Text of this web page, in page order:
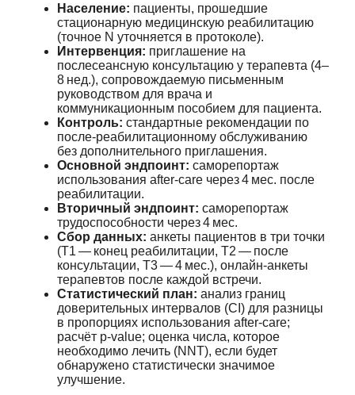
Население: пациенты, прошедшие
стационарную медицинскую реабилитацию
(точное N уточняется в протоколе).
Интервенция: приглашение на
послесеансную консультацию у терапевта (4–
8 нед.), сопровождаемую письменным
руководством для врача и
коммуникационным пособием для пациента.
Контроль: стандартные рекомендации по
после‑реабилитационному обслуживанию
без дополнительного приглашения.
Основной эндпоинт: саморепортаж
использования after‑care через 4 мес. после
реабилитации.
Вторичный эндпоинт: саморепортаж
трудоспособности через 4 мес.
Сбор данных: анкеты пациентов в три точки
(T1 — конец реабилитации, T2 — после
консультации, T3 — 4 мес.), онлайн‑анкеты
терапевтов после каждой встречи.
Статистический план: анализ границ
доверительных интервалов (CI) для разницы
в пропорциях использования after‑care;
расчёт p‑value; оценка числа, которое
необходимо лечить (NNT), если будет
обнаружено статистически значимое
улучшение.